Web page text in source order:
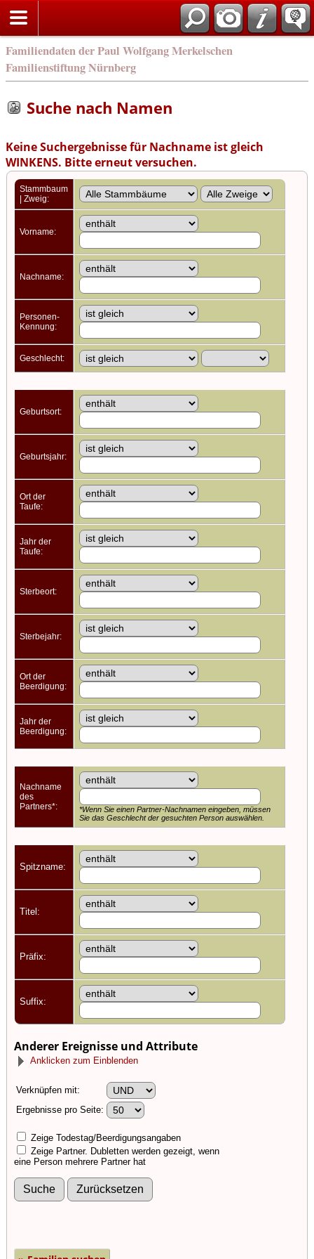
Familiendaten der Paul Wolfgang Merkelschen
Familienstiftung Nürnberg
Suche nach Namen
Keine Suchergebnisse für Nachname ist gleich
WINKENS. Bitte erneut versuchen.
Stammbaum
| Zweig:
Vorname:
Nachname:
Personen-
Kennung:
Geschlecht:
Geburtsort:
Geburtsjahr:
Ort der
Taufe:
Jahr der
Taufe:
Sterbeort:
Sterbejahr:
Ort der
Beerdigung:
Jahr der
Beerdigung:
Nachname
des
Partners*:
*Wenn Sie einen Partner-Nachnamen eingeben, müssen
Sie das Geschlecht der gesuchten Person auswählen.
Spitzname:
Titel:
Präfix:
Suffix:
Anderer Ereignisse und Attribute
Anklicken zum Einblenden
Verknüpfen mit:
Ergebnisse pro Seite:
Zeige Todestag/Beerdigungsangaben
Zeige Partner. Dubletten werden gezeigt, wenn
eine Person mehrere Partner hat